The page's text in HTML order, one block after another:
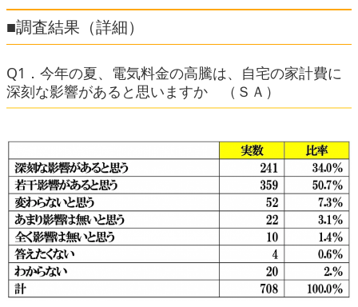
■調査結果（詳細）
Q1．今年の夏、電気料金の高騰は、自宅の家計費に
深刻な影響があると思いますか （ＳＡ）